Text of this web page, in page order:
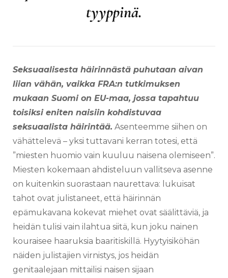
tyyppinä.
Seksuaalisesta häirinnästä puhutaan aivan
liian vähän, vaikka FRA:n tutkimuksen
mukaan Suomi on EU-maa, jossa tapahtuu
toisiksi eniten naisiin kohdistuvaa
seksuaalista häirintää. Asenteemme siihen on
vähättelevä – yksi tuttavani kerran totesi, että
”miesten huomio vain kuuluu naisena olemiseen”.
Miesten kokemaan ahdisteluun vallitseva asenne
on kuitenkin suorastaan naurettava: lukuisat
tahot ovat julistaneet, että häirinnän
epämukavana kokevat miehet ovat säälittäviä, ja
heidän tulisi vain ilahtua siitä, kun joku nainen
kouraisee haaruksia baaritiskillä. Hyytyisiköhän
näiden julistajien virnistys, jos heidän
genitaalejaan mittailisi naisen sijaan